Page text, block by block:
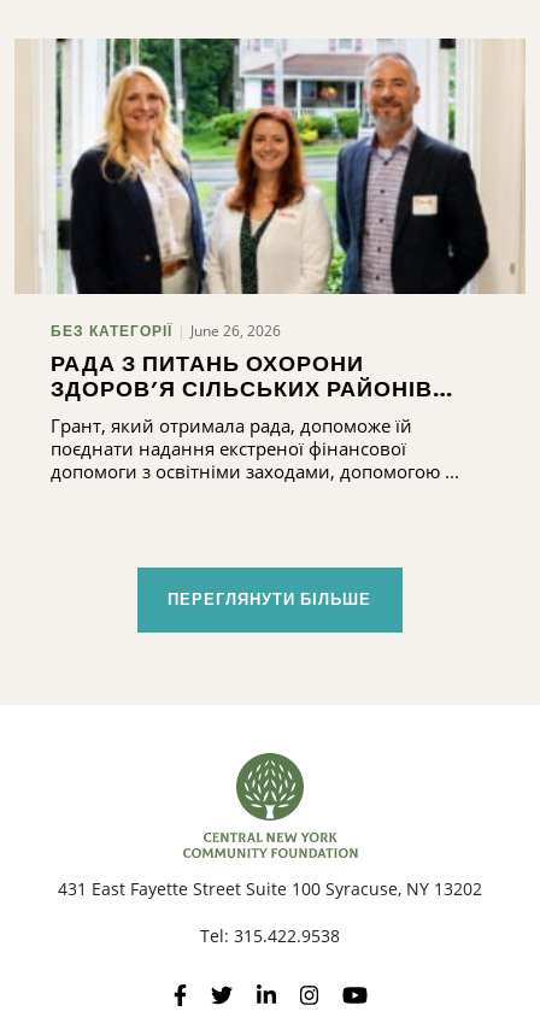
БЕЗ КАТЕГОРІЇ June 26, 2026
РАДА З ПИТАНЬ ОХОРОНИ
ЗДОРОВ’Я СІЛЬСЬКИХ РАЙОНІВ
ОКРУГУ МЕДІСОН БУЛА ОБРАНА
МЕШКАНЦЯМИ ОКРУГУ МЕДІСОН
ДЛЯ ОТРИМАННЯ 75 ТИС. ДОЛАРІВ
НА РЕАЛІЗАЦІЮ ЗАХОДІВ ЩОДО
Грант, який отримала рада, допоможе їй
поєднати надання екстреної фінансової
допомоги з освітніми заходами, допомогою ...
ПЕРЕГЛЯНУТИ БІЛЬШЕ
431 East Fayette Street Suite 100 Syracuse, NY 13202
Tel: 315.422.9538